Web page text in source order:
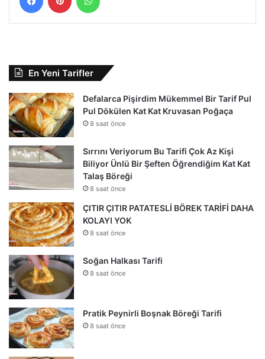
En Yeni Tarifler
Defalarca Pişirdim Mükemmel Bir Tarif Pul
Pul Dökülen Kat Kat Kruvasan Poğaça
8 saat önce
Sırrını Veriyorum Bu Tarifi Çok Az Kişi
Biliyor Ünlü Bir Şeften Öğrendiğim Kat Kat
Talaş Böreği
8 saat önce
ÇITIR ÇITIR PATATESLİ BÖREK TARİFİ DAHA
KOLAYI YOK
8 saat önce
Soğan Halkası Tarifi
8 saat önce
Pratik Peynirli Boşnak Böreği Tarifi
8 saat önce